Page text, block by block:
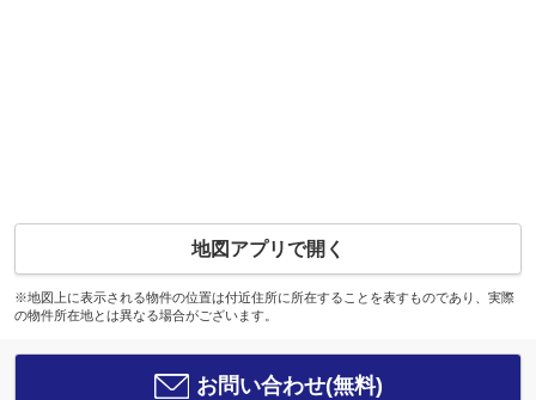
地図アプリで開く
※地図上に表示される物件の位置は付近住所に所在することを表すものであり、実際
の物件所在地とは異なる場合がございます。
お問い合わせ(無料)